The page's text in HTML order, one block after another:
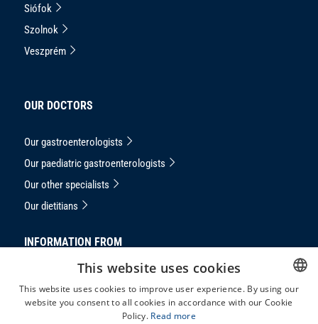
Siófok
Szolnok
Veszprém
OUR DOCTORS
Our gastroenterologists
Our paediatric gastroenterologists
Our other specialists
Our dietitians
INFORMATION FROM
masthead
HUNGARIAN
This website uses cookies
This website uses cookies to improve user experience. By using our
website you consent to all cookies in accordance with our Cookie
Policy. Read more